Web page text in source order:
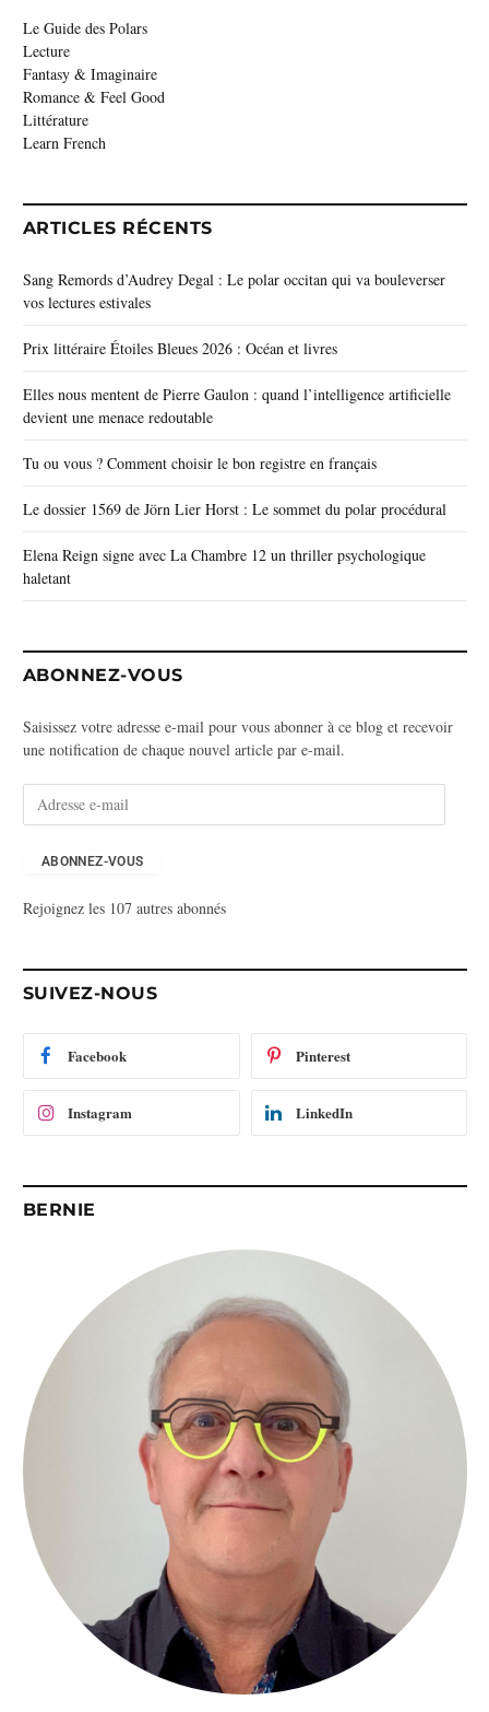
Le Guide des Polars
Lecture
Fantasy & Imaginaire
Romance & Feel Good
Littérature
Learn French
ARTICLES RÉCENTS
Sang Remords d’Audrey Degal : Le polar occitan qui va bouleverser
vos lectures estivales
Prix littéraire Étoiles Bleues 2026 : Océan et livres
Elles nous mentent de Pierre Gaulon : quand l’intelligence artificielle
devient une menace redoutable
Tu ou vous ? Comment choisir le bon registre en français
Le dossier 1569 de Jörn Lier Horst : Le sommet du polar procédural
Elena Reign signe avec La Chambre 12 un thriller psychologique
haletant
ABONNEZ-VOUS
Saisissez votre adresse e-mail pour vous abonner à ce blog et recevoir
une notification de chaque nouvel article par e-mail.
s
-
m
ABONNEZ-VOUS
Rejoignez les 107 autres abonnés
SUIVEZ-NOUS
Facebook Pinterest
Instagram LinkedIn
BERNIE